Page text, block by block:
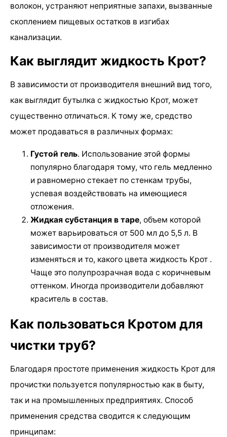
волокон, устраняют неприятные запахи, вызванные
скоплением пищевых остатков в изгибах
канализации.
Как выглядит жидкость Крот?
В зависимости от производителя внешний вид того,
как выглядит бутылка с жидкостью Крот, может
существенно отличаться. К тому же, средство
может продаваться в различных формах:
Густой гель. Использование этой формы
популярно благодаря тому, что гель медленно
и равномерно стекает по стенкам трубы,
успевая воздействовать на имеющиеся
отложения.
Жидкая субстанция в таре, объем которой
может варьироваться от 500 мл до 5,5 л. В
зависимости от производителя может
изменяться и то, какого цвета жидкость Крот .
Чаще это полупрозрачная вода с коричневым
оттенком. Иногда производители добавляют
краситель в состав.
Как пользоваться Кротом для
чистки труб?
Благодаря простоте применения жидкость Крот для
прочистки пользуется популярностью как в быту,
так и на промышленных предприятиях. Способ
применения средства сводится к следующим
принципам: